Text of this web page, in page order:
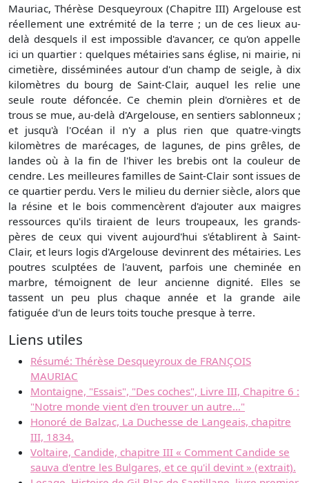
Mauriac, Thérèse Desqueyroux (Chapitre III) Argelouse est
réellement une extrémité de la terre ; un de ces lieux au-
delà desquels il est impossible d'avancer, ce qu'on appelle
ici un quartier : quelques métairies sans église, ni mairie, ni
cimetière, disséminées autour d'un champ de seigle, à dix
kilomètres du bourg de Saint-Clair, auquel les relie une
seule route défoncée. Ce chemin plein d'ornières et de
trous se mue, au-delà d'Argelouse, en sentiers sablonneux ;
et jusqu'à l'Océan il n'y a plus rien que quatre-vingts
kilomètres de marécages, de lagunes, de pins grêles, de
landes où à la fin de l'hiver les brebis ont la couleur de
cendre. Les meilleures familles de Saint-Clair sont issues de
ce quartier perdu. Vers le milieu du dernier siècle, alors que
la résine et le bois commencèrent d'ajouter aux maigres
ressources qu'ils tiraient de leurs troupeaux, les grands-
pères de ceux qui vivent aujourd'hui s'établirent à Saint-
Clair, et leurs logis d'Argelouse devinrent des métairies. Les
poutres sculptées de l'auvent, parfois une cheminée en
marbre, témoignent de leur ancienne dignité. Elles se
tassent un peu plus chaque année et la grande aile
fatiguée d'un de leurs toits touche presque à terre.
Liens utiles
Résumé: Thérèse Desqueyroux de FRANÇOIS
MAURIAC
Montaigne, "Essais", "Des coches", Livre III, Chapitre 6 :
"Notre monde vient d'en trouver un autre…"
Honoré de Balzac, La Duchesse de Langeais, chapitre
III, 1834.
Voltaire, Candide, chapitre III « Comment Candide se
sauva d'entre les Bulgares, et ce qu'il devint » (extrait).